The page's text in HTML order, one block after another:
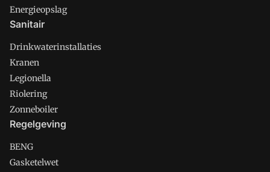
Energieopslag
Sanitair
Drinkwaterinstallaties
Kranen
Legionella
Riolering
Zonneboiler
Regelgeving
BENG
Gasketelwet